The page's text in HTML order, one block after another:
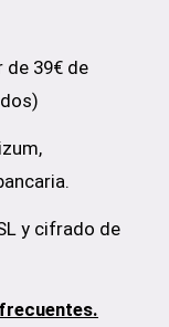
de 39€ de
y cifrado de